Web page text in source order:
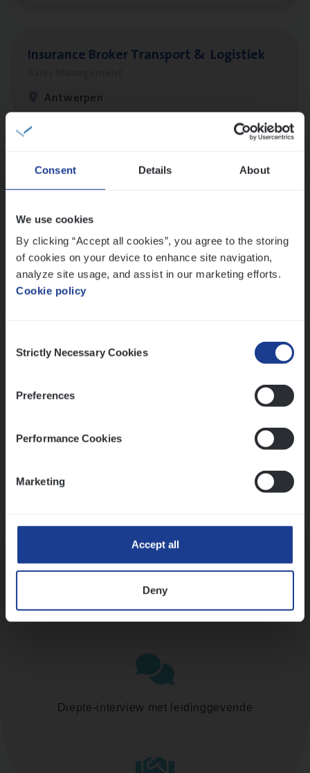
Consent Details About
We use cookies
By clicking “Accept all cookies”, you agree to the storing
of cookies on your device to enhance site navigation,
analyze site usage, and assist in our marketing efforts.
Cookie policy
Selection
Strictly Necessary Cookies
Preferences
Performance Cookies
Marketing
Accept all
Deny
Insu­ran­ce Bro­ker Trans­port& Logistiek
Antwerpen
Lees onze verhalen
Meer dan collega’s: hoe Julie en Aurélie elkaar
Mathias houdt van diepgaande dossiers én droge
humor
Thalia zoekt graag oplossingen, in games én op het
werk
Ons sollicitatieproces
Assessment
Diepte-interview met leidinggevende